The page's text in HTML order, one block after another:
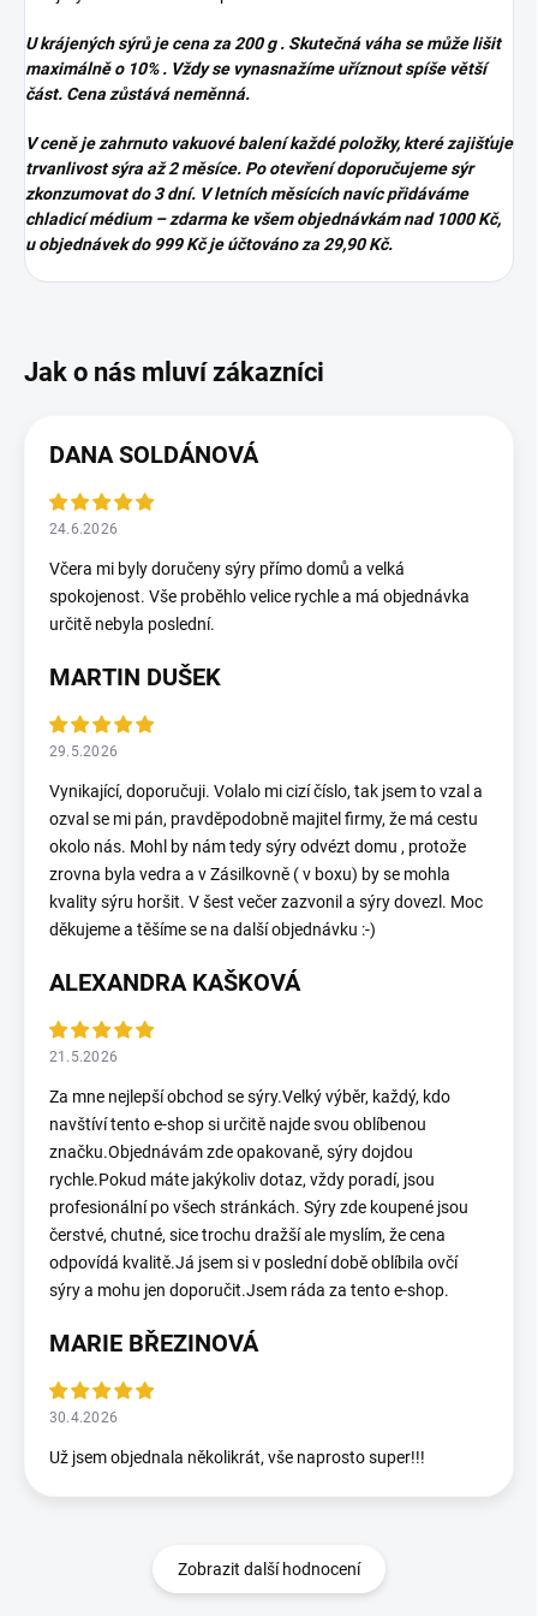
U krájených sýrů je cena za 200 g . Skutečná váha se může lišit
maximálně o 10% . Vždy se vynasnažíme uříznout spíše větší
část. Cena zůstává neměnná.
V ceně je zahrnuto vakuové balení každé položky, které zajišťuje
trvanlivost sýra až 2 měsíce. Po otevření doporučujeme sýr
zkonzumovat do 3 dní. V letních měsících navíc přidáváme
chladicí médium – zdarma ke všem objednávkám nad 1000 Kč,
u objednávek do 999 Kč je účtováno za 29,90 Kč.
DANA SOLDÁNOVÁ
24.6.2026
Včera mi byly doručeny sýry přímo domů a velká
spokojenost. Vše proběhlo velice rychle a má objednávka
určitě nebyla poslední.
MARTIN DUŠEK
29.5.2026
Vynikající, doporučuji. Volalo mi cizí číslo, tak jsem to vzal a
ozval se mi pán, pravděpodobně majitel firmy, že má cestu
okolo nás. Mohl by nám tedy sýry odvézt domu , protože
zrovna byla vedra a v Zásilkovně ( v boxu) by se mohla
kvality sýru horšit. V šest večer zazvonil a sýry dovezl. Moc
děkujeme a těšíme se na další objednávku :-)
ALEXANDRA KAŠKOVÁ
21.5.2026
Za mne nejlepší obchod se sýry.Velký výběr, každý, kdo
navštíví tento e-shop si určitě najde svou oblíbenou
značku.Objednávám zde opakovaně, sýry dojdou
rychle.Pokud máte jakýkoliv dotaz, vždy poradí, jsou
profesionální po všech stránkách. Sýry zde koupené jsou
čerstvé, chutné, sice trochu dražší ale myslím, že cena
odpovídá kvalitě.Já jsem si v poslední době oblíbila ovčí
sýry a mohu jen doporučit.Jsem ráda za tento e-shop.
MARIE BŘEZINOVÁ
30.4.2026
Už jsem objednala několikrát, vše naprosto super!!!
Zobrazit další hodnocení